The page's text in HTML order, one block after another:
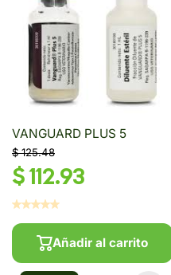
VANGUARD PLUS 5
$ 125.48
$ 112.93
Añadir al carrito